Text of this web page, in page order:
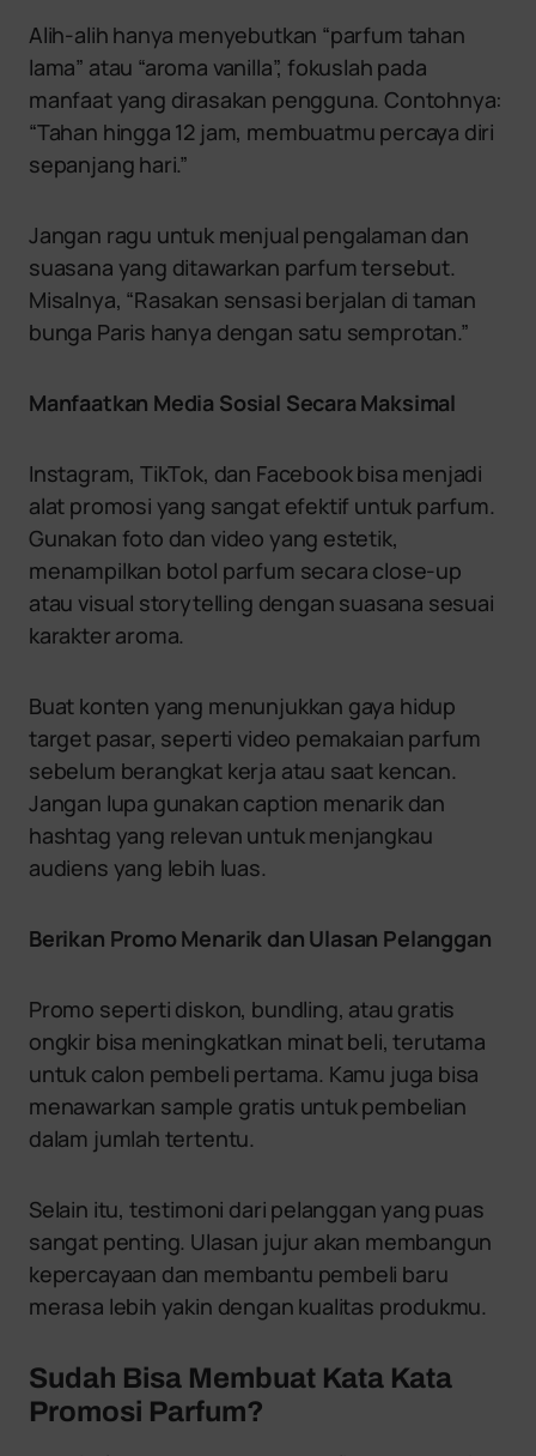
Alih-alih hanya menyebutkan “parfum tahan
lama” atau “aroma vanilla”, fokuslah pada
manfaat yang dirasakan pengguna. Contohnya:
“Tahan hingga 12 jam, membuatmu percaya diri
sepanjang hari.”
Jangan ragu untuk menjual pengalaman dan
suasana yang ditawarkan parfum tersebut.
Misalnya, “Rasakan sensasi berjalan di taman
bunga Paris hanya dengan satu semprotan.”
Manfaatkan Media Sosial Secara Maksimal
Instagram, TikTok, dan Facebook bisa menjadi
alat promosi yang sangat efektif untuk parfum.
Gunakan foto dan video yang estetik,
menampilkan botol parfum secara close-up
atau visual storytelling dengan suasana sesuai
karakter aroma.
Buat konten yang menunjukkan gaya hidup
target pasar, seperti video pemakaian parfum
sebelum berangkat kerja atau saat kencan.
Jangan lupa gunakan caption menarik dan
hashtag yang relevan untuk menjangkau
audiens yang lebih luas.
Berikan Promo Menarik dan Ulasan Pelanggan
Promo seperti diskon, bundling, atau gratis
ongkir bisa meningkatkan minat beli, terutama
untuk calon pembeli pertama. Kamu juga bisa
menawarkan sample gratis untuk pembelian
dalam jumlah tertentu.
Selain itu, testimoni dari pelanggan yang puas
sangat penting. Ulasan jujur akan membangun
kepercayaan dan membantu pembeli baru
merasa lebih yakin dengan kualitas produkmu.
Sudah Bisa Membuat Kata Kata
Promosi Parfum?